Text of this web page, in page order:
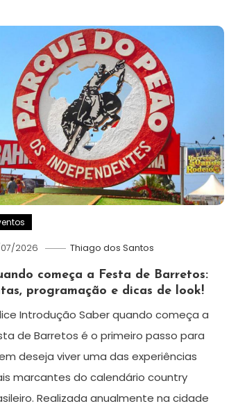
2026 Thiago dos Santos
começa a Festa de Barretos:
programação e dicas de look!
Introdução Saber quando começa a
de Barretos é o primeiro passo para
deseja viver uma das experiências
marcantes do calendário country
Realizada anualmente na cidade